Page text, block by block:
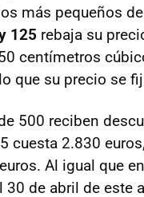
más pequeños
125 rebaja su
centímetros
que su precio se
500 reciben
cuesta 2.830
Al igual que
de abril de este